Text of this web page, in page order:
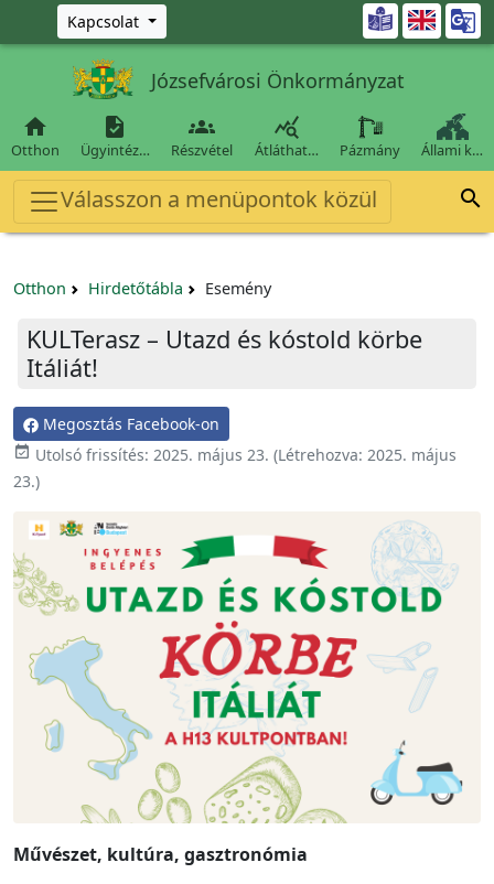
Ugrás a fő tartalomra
Kapcsolat 
Józsefvárosi Önkormányzat

Otthon

Ügyintéz…

Részvétel

Átláthat… Pázmány Állami k…
Válasszon a menüpontok közül 
Otthon Hirdetőtábla Esemény
KULTerasz – Utazd és kóstold körbe
Itáliát!
Megosztás Facebook-on
 Utolsó frissítés: 2025. május 23. (Létrehozva: 2025. május
23.)
Művészet, kultúra, gasztronómia